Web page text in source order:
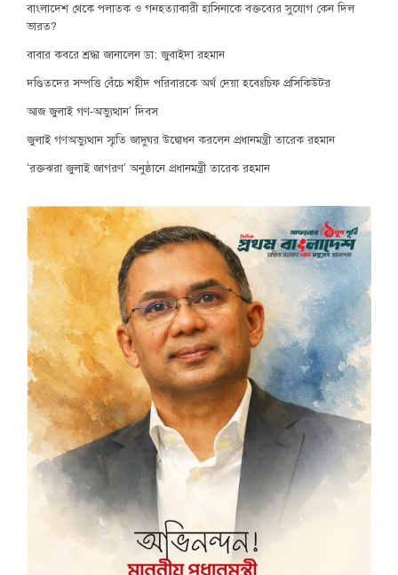
বাংলাদেশ থেকে পলাতক ও গনহত্যাকারী হাসিনাকে বক্তব্যের সুযোগ কেন দিল
ভারত?
বাবার কবরে শ্রদ্ধা জানালেন ডা: জুবাইদা রহমান
দণ্ডিতদের সম্পত্তি বেঁচে শহীদ পরিবারকে অর্থ দেয়া হবেঃচিফ প্রসিকিউটর
আজ জুলাই গণ-অভ্যুত্থান’ দিবস
জুলাই গণঅভ্যুত্থান স্মৃতি জাদুঘর উদ্বোধন করলেন প্রধানমন্ত্রী তারেক রহমান
‘রক্তঝরা জুলাই জাগরণ’ অনুষ্ঠানে প্রধানমন্ত্রী তারেক রহমান